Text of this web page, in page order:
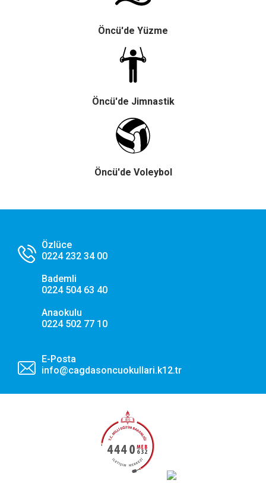
Öncü'de Yüzme
Öncü'de Jimnastik
Öncü'de Voleybol
Özlüce
0224 232 34 00
Bademli
0224 504 63 40
Anaokulu
0224 502 77 10
E-Posta
info@cagdasoncuokullari.k12.tr
İlgi alanlarınıza göre kişiselleştirilmiş duyuru, etkinlik
tarafından kullanılan çerezlerdir.